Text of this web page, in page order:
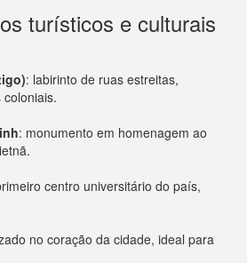
turísticos e culturais
: labirinto de ruas estreitas,
: monumento em homenagem ao
centro universitário do país,
no coração da cidade, ideal para